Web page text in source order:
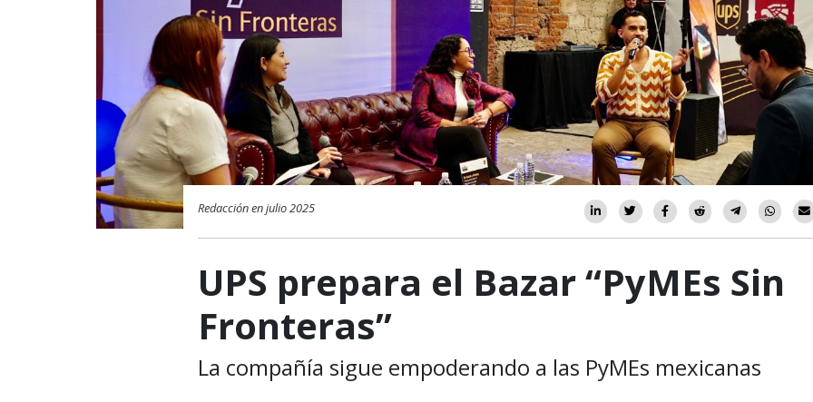
Redacción en julio 2025
UPS prepara el Bazar “PyMEs Sin
Fronteras”
La compañía sigue empoderando a las PyMEs mexicanas